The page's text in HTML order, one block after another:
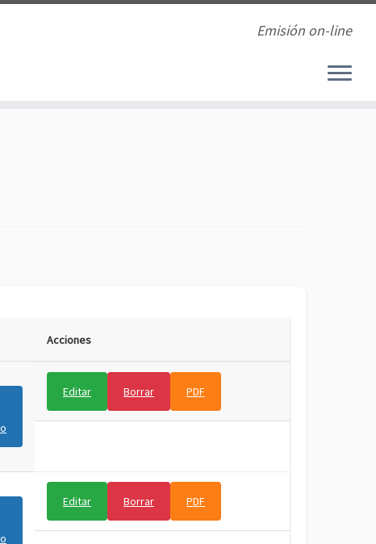
Emisión on-line
Acciones
Editar Borrar PDF
Editar Borrar PDF